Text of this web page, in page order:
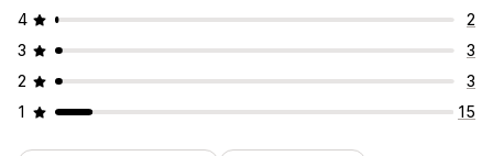
4
2
3
3
2
3
1
15